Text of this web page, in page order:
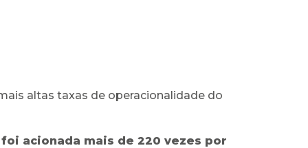
altas taxas de operacionalidade do
acionada mais de 220 vezes por